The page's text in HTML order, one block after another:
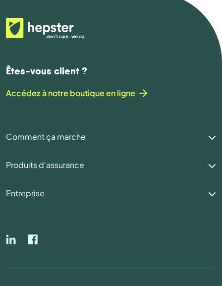
Êtes-vous client ?
Accédez à notre boutique en ligne
Comment ça marche
Produits d'assurance
Entreprise